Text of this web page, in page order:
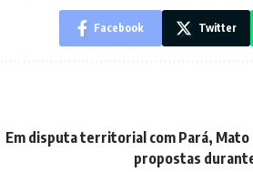
Facebook Twitter
Em disputa territorial com Pará,
propostas